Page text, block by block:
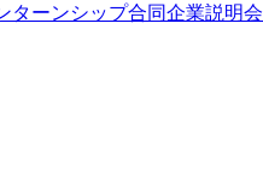
ターンシップ合同企業説明会